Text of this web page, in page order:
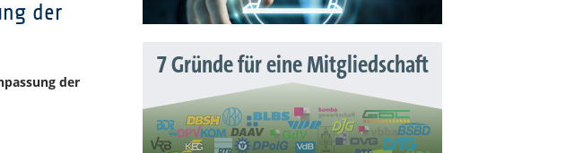
der
der
7 Gründe für eine Mitgliedschaft